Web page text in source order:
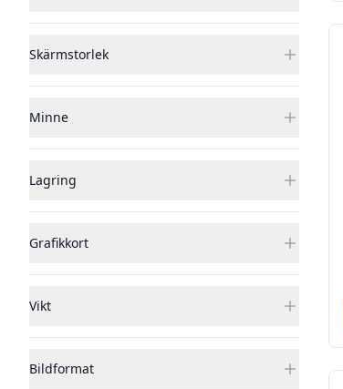
Skärmstorlek
Minne
Lagring
Grafikkort
Vikt
Bildformat